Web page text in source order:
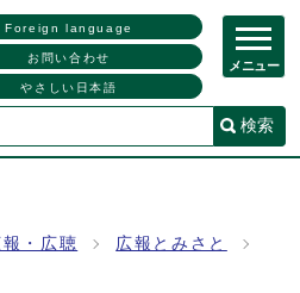
Foreign language
お問い合わせ
やさしい日本語
検索
メニュー
報・広聴 広報とみさと